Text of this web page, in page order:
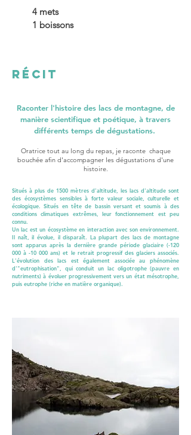
4 mets
1 boissons
RÉCIT
Raconter l'histoire des lacs de montagne, de
manière scientifique et poétique, à travers
différents temps de dégustations.
Oratrice tout au long du repas, je raconte chaque
bouchée afin d'accompagner les dégustations d'une
histoire.
Situés à plus de 1500 mètres d'altitude, les lacs d'altitude sont
des écosystèmes sensibles à forte valeur sociale, culturelle et
écologique. Situés en tête de bassin versant et soumis à des
conditions climatiques extrêmes, leur fonctionnement est peu
connu.
Un lac est un écosystème en interaction avec son environnement.
Il naît, il évolue, il disparaît. La plupart des lacs de montagne
sont apparus après la dernière grande période glaciaire (-120
000 à -10 000 ans) et le retrait progressif des glaciers associés.
L'évolution des lacs est également associée au phénomène
d'"eutrophisation", qui conduit un lac oligotrophe (pauvre en
nutriments) à évoluer progressivement vers un état mésotrophe,
puis eutrophe (riche en matière organique).